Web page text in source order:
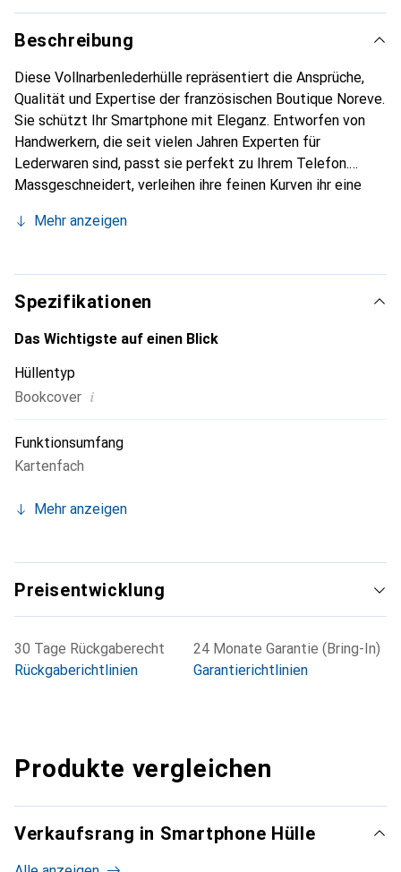
Beschreibung
Diese Vollnarbenlederhülle repräsentiert die Ansprüche,
Qualität und Expertise der französischen Boutique Noreve.
Sie schützt Ihr Smartphone mit Eleganz. Entworfen von
Handwerkern, die seit vielen Jahren Experten für
Lederwaren sind, passt sie perfekt zu Ihrem Telefon.
Massgeschneidert, verleihen ihre feinen Kurven ihr eine
unverzichtbaren Accessoire Ihres Smartphones.
die Marke Noreve eine sichere Wahl für eine
anspruchsvolle Klientel.
Mehr anzeigen
Spezifikationen
Das Wichtigste auf einen Blick
Hüllentyp
Bookcover i
Funktionsumfang
Kartenfach
Mehr anzeigen
Preisentwicklung
30 Tage Rückgaberecht
Rückgaberichtlinien
24 Monate Garantie (Bring-In)
Garantierichtlinien
Produkte vergleichen
Verkaufsrang in Smartphone Hülle